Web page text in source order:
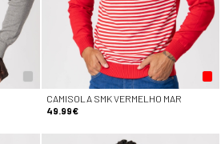
CAMISOLA SMK VERMELHO MAR
49.99€